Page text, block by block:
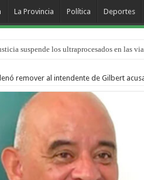
La Provincia Política Deportes
suspende los ultraprocesados en las
la obra “La Runfla de los Macanos”
remover al intendente de Gilbert